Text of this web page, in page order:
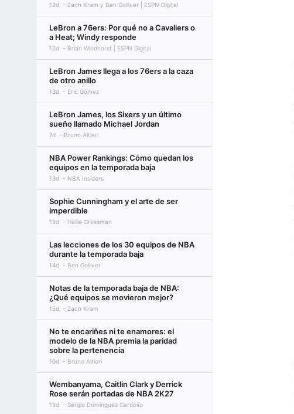
12d Zach Kram y Ben Golliver | ESPN Digital
LeBron a 76ers: Por qué no a Cavaliers o
a Heat; Windy responde
12d Brian Windhorst | ESPN Digital
LeBron James llega a los 76ers a la caza
de otro anillo
13d Eric Gómez
LeBron James, los Sixers y un último
sueño llamado Michael Jordan
7d Bruno Altieri
NBA Power Rankings: Cómo quedan los
equipos en la temporada baja
13d NBA Insiders
Sophie Cunningham y el arte de ser
imperdible
15d Hallie Grossman
Las lecciones de los 30 equipos de NBA
durante la temporada baja
14d Ben Golliver
Notas de la temporada baja de NBA:
¿Qué equipos se movieron mejor?
15d Zach Kram
No te encariñes ni te enamores: el
modelo de la NBA premia la paridad
sobre la pertenencia
16d Bruno Altieri
Wembanyama, Caitlin Clark y Derrick
Rose serán portadas de NBA 2K27
15d Sergio Domínguez Cardoso